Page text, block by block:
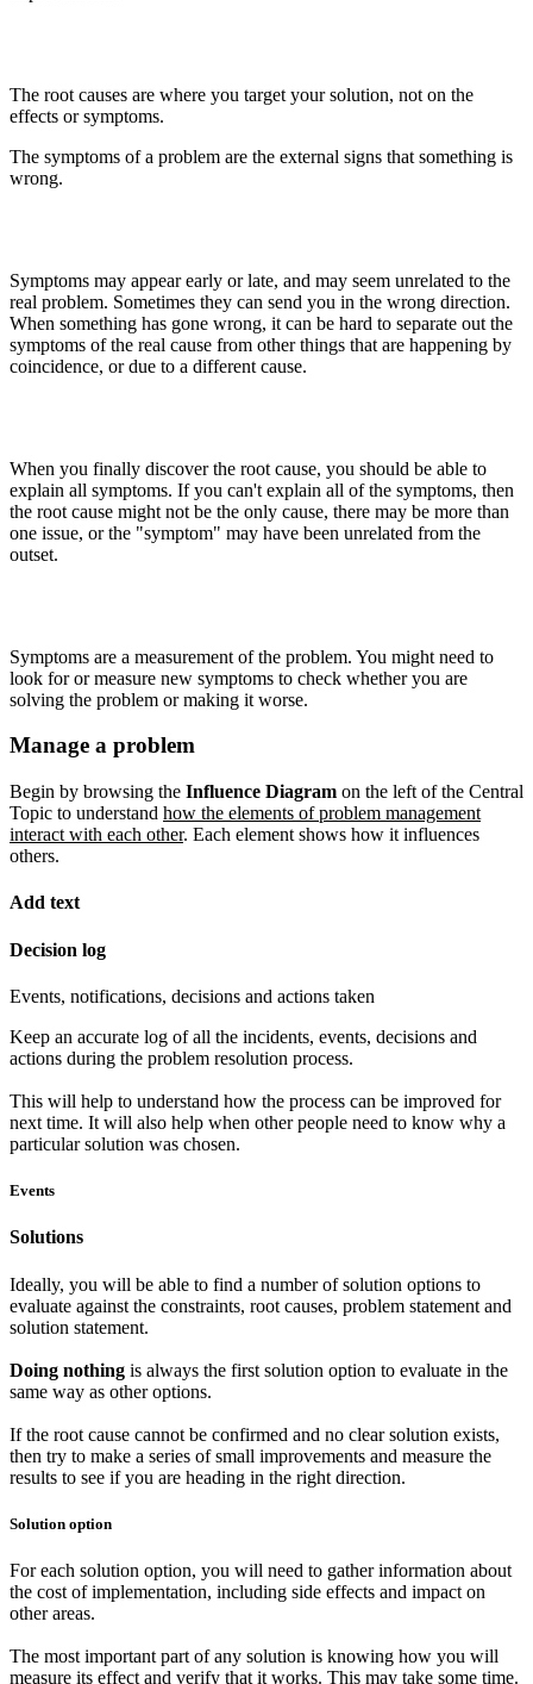
The root causes are where you target your solution, not on the
effects or symptoms.
The symptoms of a problem are the external signs that something is
wrong.
Symptoms may appear early or late, and may seem unrelated to the
real problem. Sometimes they can send you in the wrong direction.
When something has gone wrong, it can be hard to separate out the
symptoms of the real cause from other things that are happening by
coincidence, or due to a different cause.
When you finally discover the root cause, you should be able to
explain all symptoms. If you can't explain all of the symptoms, then
the root cause might not be the only cause, there may be more than
one issue, or the "symptom" may have been unrelated from the
outset.
Symptoms are a measurement of the problem. You might need to
look for or measure new symptoms to check whether you are
solving the problem or making it worse.
Manage a problem
Begin by browsing the Influence Diagram on the left of the Central
Topic to understand how the elements of problem management
interact with each other. Each element shows how it influences
others.
Add text
Decision log
Events, notifications, decisions and actions taken
Keep an accurate log of all the incidents, events, decisions and
actions during the problem resolution process.
This will help to understand how the process can be improved for
next time. It will also help when other people need to know why a
particular solution was chosen.
Events
Solutions
Ideally, you will be able to find a number of solution options to
evaluate against the constraints, root causes, problem statement and
solution statement.
Doing nothing is always the first solution option to evaluate in the
same way as other options.
If the root cause cannot be confirmed and no clear solution exists,
then try to make a series of small improvements and measure the
results to see if you are heading in the right direction.
Solution option
For each solution option, you will need to gather information about
the cost of implementation, including side effects and impact on
other areas.
The most important part of any solution is knowing how you will
measure its effect and verify that it works. This may take some time.